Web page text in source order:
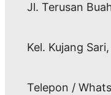
Jl. Terusan
Kel. Kujang
Telepon /